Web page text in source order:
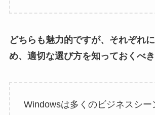
どちらも魅力的ですが、それぞれ
め、適切な選び方を知っておくべき
Windowsは多くのビジネスシー